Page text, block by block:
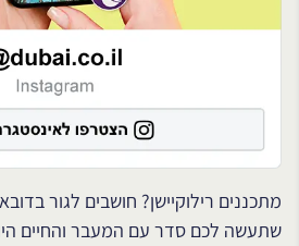
מתכננים רילוקיישן? חושבים לגור
שתעשה לכם סדר עם המעבר והחיים